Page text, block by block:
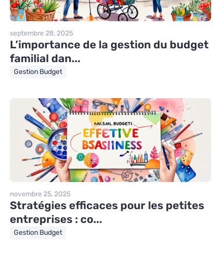
septembre 28, 2025
L’importance de la gestion du budget
familial dan...
Gestion Budget
novembre 25, 2025
Stratégies efficaces pour les petites
entreprises : co...
Gestion Budget